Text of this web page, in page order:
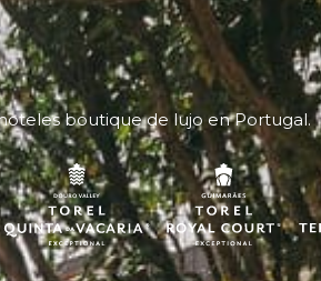
boutique de lujo en Portugal.